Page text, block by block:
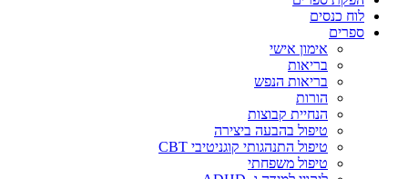
לוח כנסים
ספרים
אימון אישי
בריאות
בריאות הנפש
הורות
הנחיית קבוצות
טיפול בהבעה ביצירה
טיפול התנהגותי קוגניטיבי CBT
טיפול משפחתי